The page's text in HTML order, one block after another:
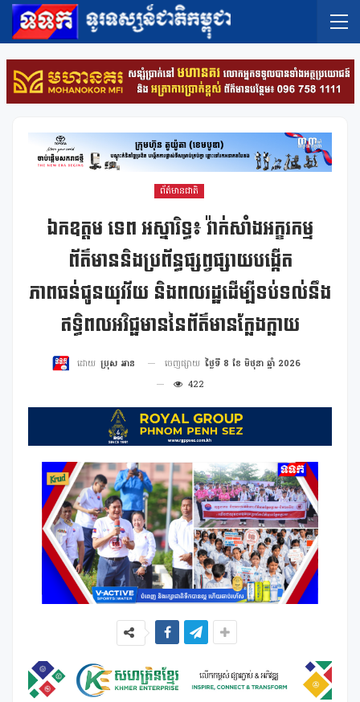
ព័ត៌មានជាតិ
ឯកឧត្តម ទេព អស្នារិទ្ធ៖ វ៉ាក់សាំងអក្ខរកម្ម
ព័ត៌មាននិងប្រព័ន្ធផ្សព្វផ្សាយបង្កើត
ភាពធន់ជូនយុវវ័យ និងពលរដ្ឋដើម្បីទប់ទល់នឹង
ឥទ្ធិពលអវិជ្ជមាននៃព័ត៌មានក្លែងក្លាយ
ដោយ ប្រុស អាន ចេញផ្សាយ ថ្ងៃទី 8 ខែ មិថុនា ឆ្នាំ 2026
422